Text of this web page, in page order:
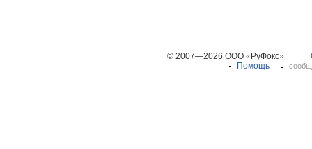
© 2007—2026 ООО «РуФокс»
Помощь